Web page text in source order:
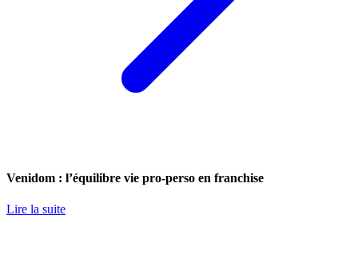
Venidom : l’équilibre vie pro-perso en franchise
Lire la suite